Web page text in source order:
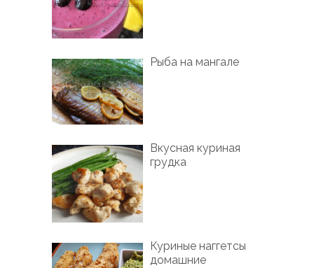
Рыба на мангале
Вкусная куриная
грудка
Куриные наггетсы
домашние